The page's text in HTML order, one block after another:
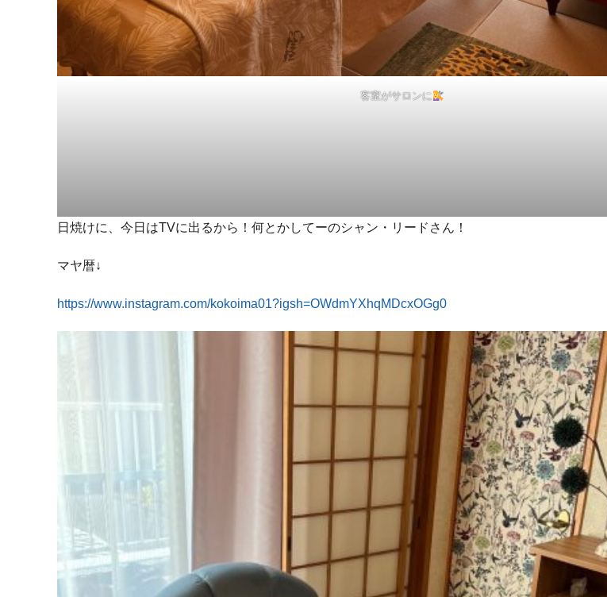
客室がサロンに
日焼けに、今日はTVに出るから！何とかしてーのシャン・リードさん！
マヤ暦↓
https://www.instagram.com/kokoima01?igsh=OWdmYXhqMDcxOGg0